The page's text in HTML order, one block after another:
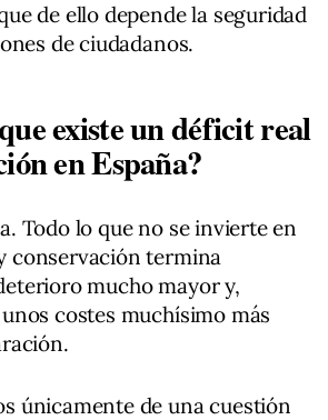
de ello depende la seguridad
de ciudadanos.
existe un déficit real
en España?
Todo lo que no se invierte en
conservación termina
mucho mayor y,
costes muchísimo más
únicamente de una cuestión